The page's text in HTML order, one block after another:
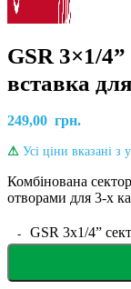
GSR 3×1/
вставка
249,00 грн.
⚠ Усі ціни вказані
Комбінована
отворами для 3-х
GSR 3x1/4”